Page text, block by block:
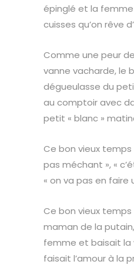
épinglé et la
cuisses qu’on rêve
Comme une peur
vanne vacharde, le
dégueulasse du
au comptoir avec
petit « blanc »
Ce bon vieux temps
pas méchant », «
« on va pas en faire
Ce bon vieux
maman de la
femme et baisait la
faisait l’amour à la